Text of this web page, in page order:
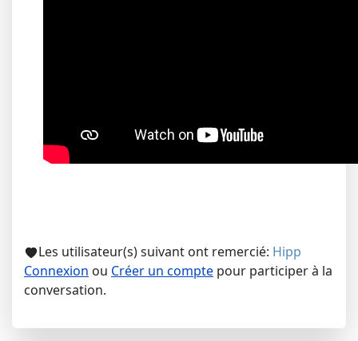
Les utilisateur(s) suivant ont remercié: Hipp
Connexion ou Créer un compte pour participer à la
conversation.